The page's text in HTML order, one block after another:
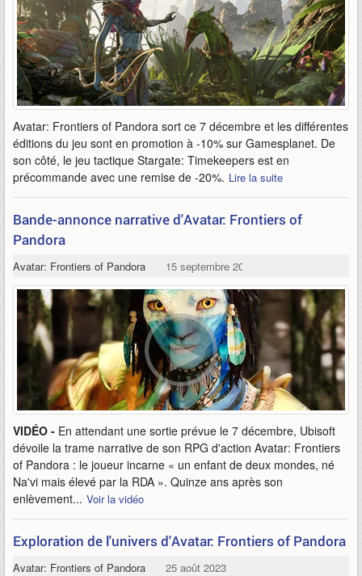
Avatar: Frontiers of Pandora sort ce 7 décembre et les différentes
éditions du jeu sont en promotion à -10% sur Gamesplanet. De
son côté, le jeu tactique Stargate: Timekeepers est en
précommande avec une remise de -20%. Lire la suite
Bande-annonce narrative d'Avatar: Frontiers of
Pandora
Avatar: Frontiers of Pandora 15 septembre 2023
VIDÉO - En attendant une sortie prévue le 7 décembre, Ubisoft
dévoile la trame narrative de son RPG d'action Avatar: Frontiers
of Pandora : le joueur incarne « un enfant de deux mondes, né
Na'vi mais élevé par la RDA ». Quinze ans après son
enlèvement... Voir la vidéo
Exploration de l'univers d'Avatar: Frontiers of Pandora
Avatar: Frontiers of Pandora 25 août 2023